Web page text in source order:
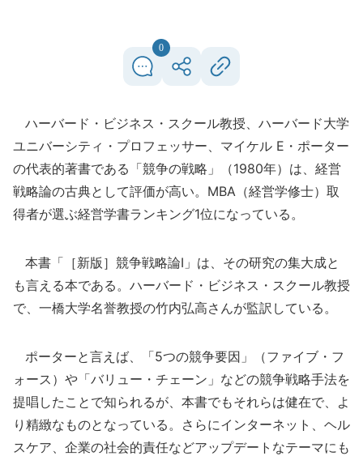
0
ハーバード・ビジネス・スクール教授、ハーバード大学
ユニバーシティ・プロフェッサー、マイケル E・ポーター
の代表的著書である「競争の戦略」（1980年）は、経営
戦略論の古典として評価が高い。MBA（経営学修士）取
得者が選ぶ経営学書ランキング1位になっている。
本書「［新版］競争戦略論Ⅰ」は、その研究の集大成と
も言える本である。ハーバード・ビジネス・スクール教授
で、一橋大学名誉教授の竹内弘高さんが監訳している。
ポーターと言えば、「5つの競争要因」（ファイブ・フ
ォース）や「バリュー・チェーン」などの競争戦略手法を
提唱したことで知られるが、本書でもそれらは健在で、よ
り精緻なものとなっている。さらにインターネット、ヘル
スケア、企業の社会的責任などアップデートなテーマにも